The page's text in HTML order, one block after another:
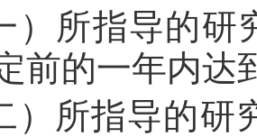
）所指导的
前的一年内达
）所指导的